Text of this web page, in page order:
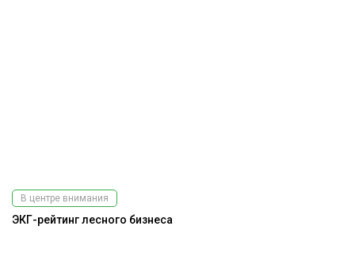
В центре внимания
ЭКГ-рейтинг лесного бизнеса